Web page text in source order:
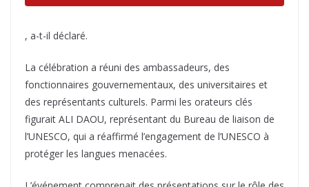
, a-t-il déclaré.
La célébration a réuni des ambassadeurs, des
fonctionnaires gouvernementaux, des universitaires et
des représentants culturels. Parmi les orateurs clés
figurait ALI DAOU, représentant du Bureau de liaison de
l’UNESCO, qui a réaffirmé l’engagement de l’UNESCO à
protéger les langues menacées.